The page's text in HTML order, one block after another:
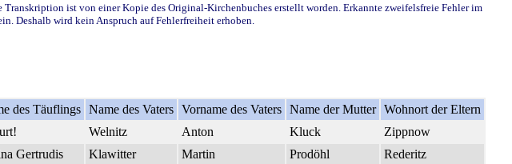
ist von einer Kopie des Original-Kirchenbuches erstellt worden. Erkannte zweifelsfreie Fehler im
Deshalb wird kein Anspruch auf Fehlerfreiheit erhoben.
des Täuflings Name des Vaters Vorname des Vaters Name der Mutter Wohnort der Eltern
Welnitz Anton Kluck
Zippnow
Gertrudis Klawitter Martin Prodöhl
Rederitz